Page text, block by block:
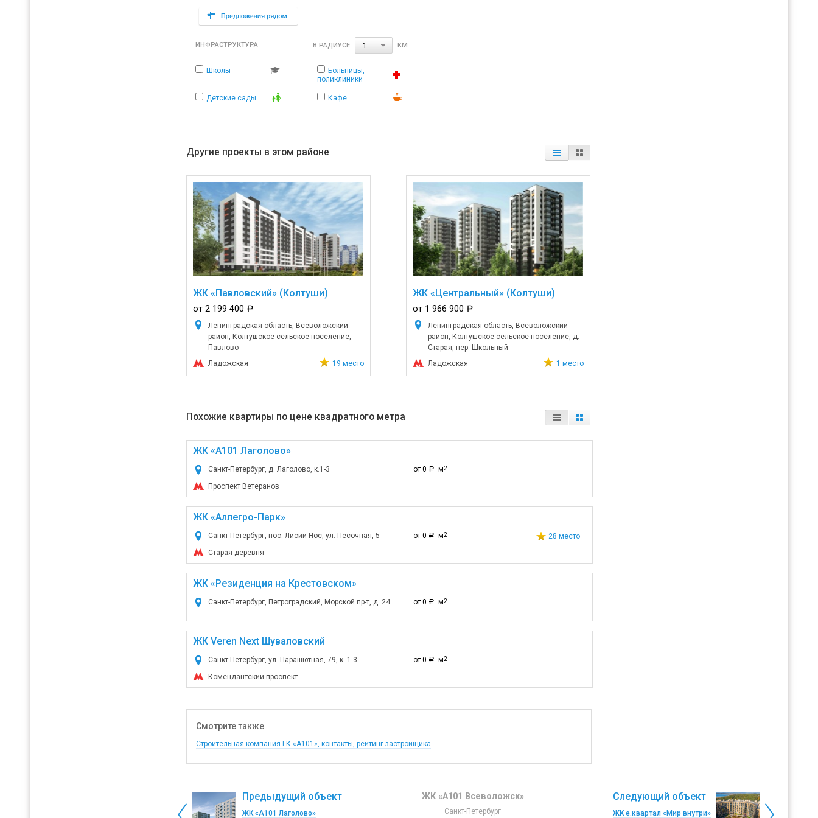
ИНФРАСТРУКТУРА В РАДИУСЕ 1 КМ.
Школы
Больницы,
поликлиники
Детские сады Кафе
Другие проекты в этом районе
ЖК «Павловский» (Колтуши)
от 2 199 400 a
Ленинградская область, Всеволожский
район, Колтушское сельское поселение,
Павлово
Ладожская
19 место
ЖК «Центральный» (Колтуши)
от 1 966 900 a
Ленинградская область, Всеволожский
район, Колтушское сельское поселение, д.
Старая, пер. Школьный
Ладожская
1 место
Похожие квартиры по цене квадратного метра
ЖК «А101 Лаголово»
от 0 a м2
Санкт-Петербург, д. Лаголово, к.1-3
Проспект Ветеранов
ЖК «Аллегро-Парк»
от 0 a м2
Санкт-Петербург, пос. Лисий Нос, ул. Песочная, 5
Старая деревня
28 место
ЖК «Резиденция на Крестовском»
от 0 a м2
Санкт-Петербург, Петроградский, Морской пр-т, д. 24
ЖК Veren Next Шуваловский
от 0 a м2
Санкт-Петербург, ул. Парашютная, 79, к. 1-3
Комендантский проспект
Смотрите также
Строительная компания ГК «А101», контакты, рейтинг застройщика
Предыдущий объект
ЖК «А101 Лаголово»
ЖК «А101 Всеволожск»
Санкт-Петербург
Следующий объект
ЖК е.квартал «Мир внутри»